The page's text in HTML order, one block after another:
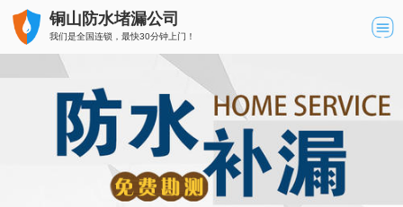
铜山防水堵漏公司
我们是全国连锁，最快30分钟上门！